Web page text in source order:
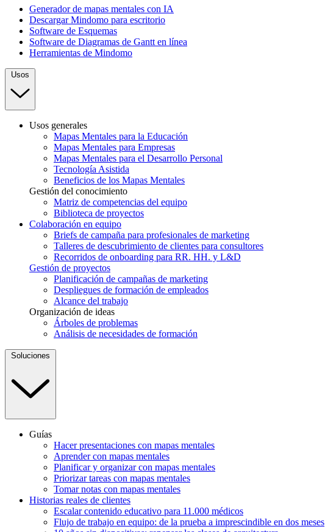
Generador de mapas mentales con IA
Descargar Mindomo para escritorio
Software de Esquemas
Software de Diagramas de Gantt en línea
Herramientas de Mindomo
Usos
Usos generales
Mapas Mentales para la Educación
Mapas Mentales para Empresas
Mapas Mentales para el Desarrollo Personal
Tecnología Asistida
Beneficios de los Mapas Mentales
Gestión del conocimiento
Matriz de competencias del equipo
Biblioteca de proyectos
Colaboración en equipo
Briefs de campaña para profesionales de marketing
Talleres de descubrimiento de clientes para consultores
Recorridos de onboarding para RR. HH. y L&D
Gestión de proyectos
Planificación de campañas de marketing
Despliegues de formación de empleados
Alcance del trabajo
Organización de ideas
Árboles de problemas
Análisis de necesidades de formación
Soluciones
Guías
Hacer presentaciones con mapas mentales
Aprender con mapas mentales
Planificar y organizar con mapas mentales
Priorizar tareas con mapas mentales
Tomar notas con mapas mentales
Historias reales de clientes
Escalar contenido educativo para 11.000 médicos
Flujo de trabajo en equipo: de la prueba a imprescindible en dos meses